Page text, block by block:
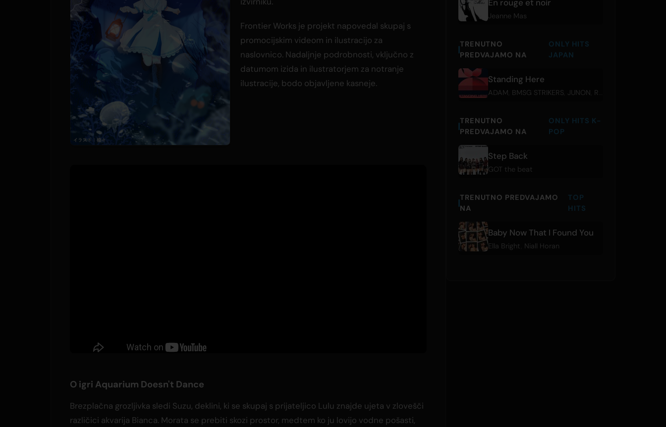
Frontier Works je projekt napovedal skupaj s
promocijskim videom in ilustracijo za
naslovnico. Nadaljnje podrobnosti, vključno z
datumom izida in ilustratorjem za notranje
ilustracije, bodo objavljene kasneje.
O igri Aquarium Doesn't Dance
Brezplačna grozljivka sledi Suzu, deklini, ki se skupaj s prijateljico Lulu znajde ujeta v zlovešči
različici akvarija Bianca. Morata se prebiti skozi prostor, medtem ko ju lovijo vodne pošasti,
En rouge et noir
Jeanne Mas
TRENUTNO
PREDVAJAMO NA
ONLY HITS
JAPAN
Standing Here
ADAM BMSG STRIKERS JUNON RYUHEI
TRENUTNO
PREDVAJAMO NA
ONLY HITS K-
POP
Step Back
GOT the beat
TRENUTNO PREDVAJAMO
NA
TOP
HITS
Baby Now That I Found You
Ella Bright Niall Horan